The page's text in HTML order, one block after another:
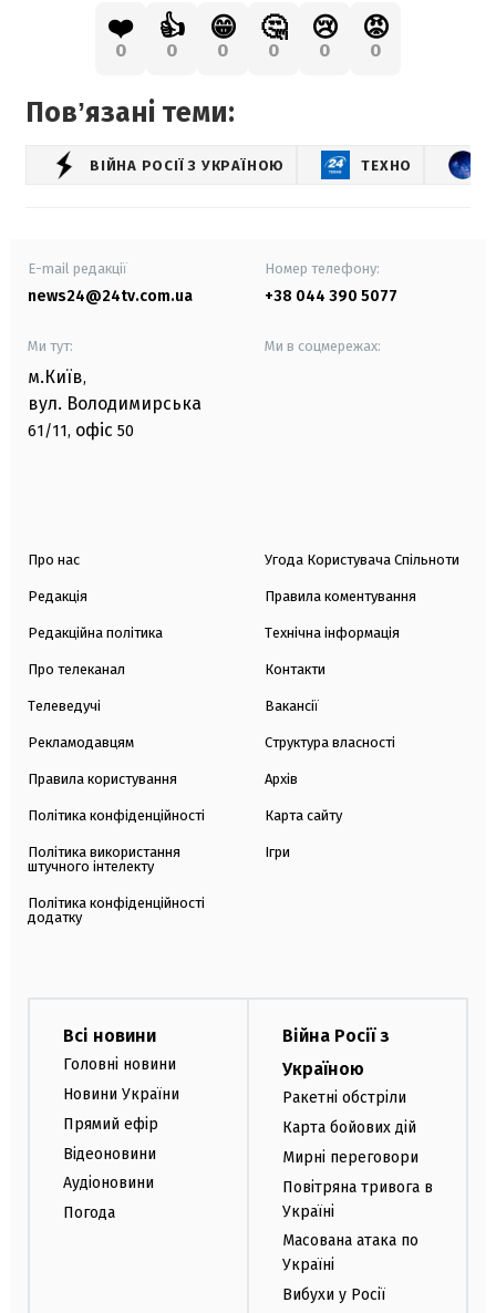
❤️
0
👍
0
😁
0
🤔
0
😢
0
😡
0
Повʼязані теми:
ВІЙНА РОСІЇ З УКРАЇНОЮ ТЕХНО
E-mail редакції
news24@24tv.com.ua
Номер телефону:
+38 044 390 5077
Ми тут:
м.Київ,
вул. Володимирська
61/11, офіс 50
Ми в соцмережах:
Про нас
Редакція
Редакційна політика
Про телеканал
Телеведучі
Рекламодавцям
Правила користування
Політика конфіденційності
Політика використання
штучного інтелекту
Політика конфіденційності
додатку
Угода Користувача Спільноти
Правила коментування
Технічна інформація
Контакти
Вакансії
Структура власності
Архів
Карта сайту
Ігри
Всі новини
Головні новини
Новини України
Прямий ефір
Відеоновини
Аудіоновини
Погода
Війна Росії з
Україною
Ракетні обстріли
Карта бойових дій
Мирні переговори
Повітряна тривога в
Україні
Масована атака по
Україні
Вибухи у Росії